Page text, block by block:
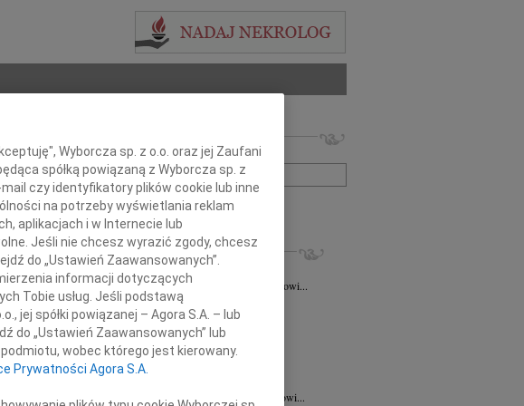
Imię i nazwisko lub numer ogłoszenia:
+ szukanie zaawansowane
INNE NEKROLOGI
Ewa Staśkiewicz 03.08.2026
Panu Profesorowi Grzegorzowi Staśkiewiczowi...
03.08.2026Lublin
Panu dr hab. n. med. Grzegorzowi...
31.07.2026
Lublin
Wyrazy głębokiego współczucia dla dr...
31.07.2026
Naszemu Koledze dr hab. n. med. Grzegorzowi...
Wyborcza sp. z o.o. oraz jej Zaufani
spółką powiązaną z Wyborcza sp. z
czy identyfikatory plików cookie lub inne
na potrzeby wyświetlania reklam
aplikacjach i w Internecie lub
Jeśli nie chcesz wyrazić zgody, chcesz
do „Ustawień Zaawansowanych”.
informacji dotyczących
Tobie usług. Jeśli podstawą
jej spółki powiązanej – Agora S.A. – lub
do „Ustawień Zaawansowanych” lub
wobec którego jest kierowany.
Prywatności Agora S.A.